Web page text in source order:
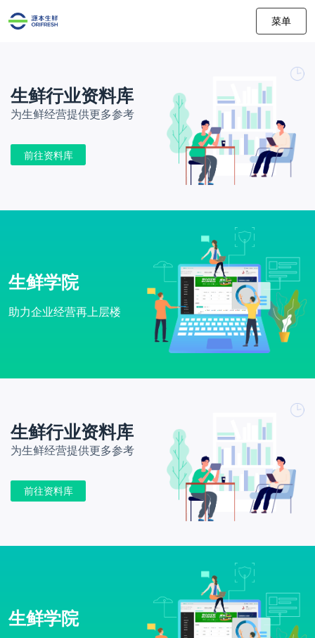
菜单
生鲜行业资料库
为生鲜经营提供更多参考
前往资料库
生鲜学院
助力企业经营再上层楼
生鲜行业资料库
为生鲜经营提供更多参考
前往资料库
生鲜学院